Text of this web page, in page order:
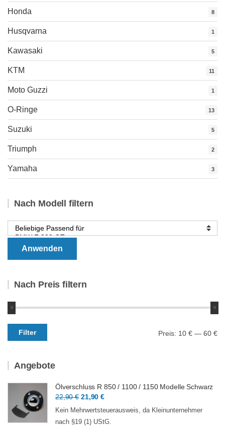
Honda 8
Husqvarna 1
Kawasaki 5
KTM 11
Moto Guzzi 1
O-Ringe 13
Suzuki 5
Triumph 2
Yamaha 3
Nach Modell filtern
Anwenden
Nach Preis filtern
Min.
Preis
Max.
Preis
Filter Preis: 10 € — 60 €
Angebote
Ölverschluss R 850 / 1100 / 1150 Modelle Schwarz
22,90€ Ursprünglicher
Preis
war:
21,90€Aktueller
Preis
ist:
Kein Mehrwertsteuerausweis, da Kleinunternehmer
nach §19 (1) UStG.